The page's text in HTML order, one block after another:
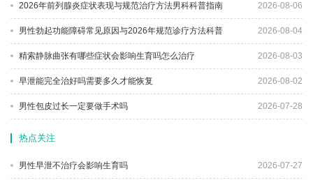
2026年前列腺炎症状表现与规范治疗方法男科科普指南 2026-08-06
男性勃起功能障碍常见原因与2026年规范诊疗方法科普 2026-08-04
精索静脉曲张有哪些症状会影响生育吗怎么治疗 2026-08-03
早泄能完全治好吗需要多久才能恢复 2026-08-02
男性包皮过长一定要做手术吗 2026-07-28
热点关注
男性早泄不治疗会影响生育吗 2026-07-27